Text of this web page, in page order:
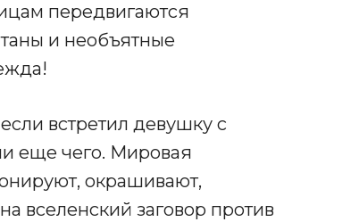
передвигаются
и необъятные
встретил девушку с
еще чего. Мировая
окрашивают,
вселенский заговор против